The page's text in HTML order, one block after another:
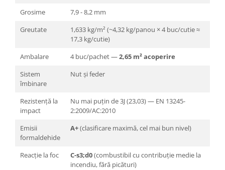
Grosime
7,9 - 8,2 mm
Greutate
1,633 kg/m² (~4,32 kg/panou × 4 buc/cutie ≈
17,3 kg/cutie)
Ambalare
4 buc/pachet —2,65 m² acoperire
Sistem
îmbinare
Nut și feder
Rezistență la
impact
Nu mai puțin de 3J (23,03) — EN 13245-
2:2009/AC:2010
Emisii
formaldehide
A+(clasificare maximă, cel mai bun nivel)
Reacție la foc C-s3;d0(combustibil cu contribuție medie la
incendiu, fără picături)